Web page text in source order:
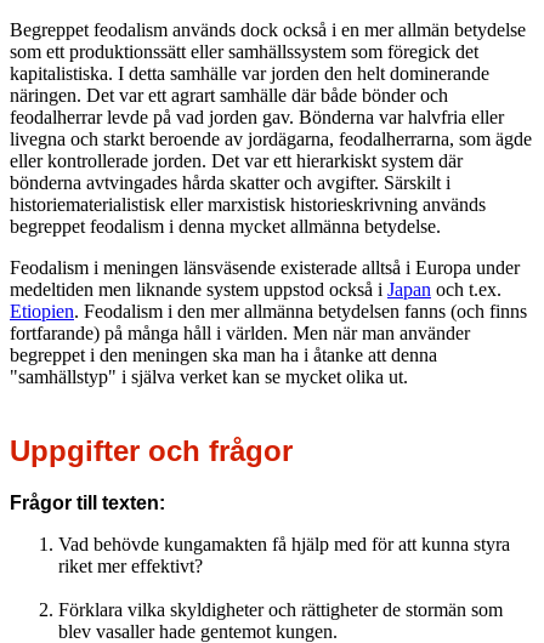
Begreppet feodalism används dock också i en mer allmän betydelse
som ett produktionssätt eller samhällssystem som föregick det
kapitalistiska. I detta samhälle var jorden den helt dominerande
näringen. Det var ett agrart samhälle där både bönder och
feodalherrar levde på vad jorden gav. Bönderna var halvfria eller
livegna och starkt beroende av jordägarna, feodalherrarna, som ägde
eller kontrollerade jorden. Det var ett hierarkiskt system där
bönderna avtvingades hårda skatter och avgifter. Särskilt i
historiematerialistisk eller marxistisk historieskrivning används
begreppet feodalism i denna mycket allmänna betydelse.
Feodalism i meningen länsväsende existerade alltså i Europa under
medeltiden men liknande system uppstod också i Japan och t.ex.
Etiopien. Feodalism i den mer allmänna betydelsen fanns (och finns
fortfarande) på många håll i världen. Men när man använder
begreppet i den meningen ska man ha i åtanke att denna
"samhällstyp" i själva verket kan se mycket olika ut.
Uppgifter och frågor
Frågor till texten:
Vad behövde kungamakten få hjälp med för att kunna styra
riket mer effektivt?
Förklara vilka skyldigheter och rättigheter de stormän som
blev vasaller hade gentemot kungen.